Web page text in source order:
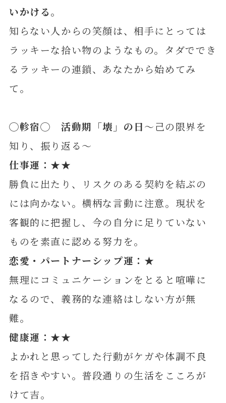
いかける。
知らない人からの笑顔は、相手にとっては
ラッキーな拾い物のようなもの。タダででき
るラッキーの連鎖、あなたから始めてみ
て。
◯軫宿◯ 活動期「壊」の日～己の限界を
知り、振り返る～
仕事運：★★
勝負に出たり、リスクのある契約を結ぶの
には向かない。横柄な言動に注意。現状を
客観的に把握し、今の自分に足りていない
ものを素直に認める努力を。
恋愛・パートナーシップ運：★
無理にコミュニケーションをとると喧嘩に
なるので、義務的な連絡はしない方が無
難。
健康運：★★
よかれと思ってした行動がケガや体調不良
を招きやすい。普段通りの生活をこころが
けて吉。